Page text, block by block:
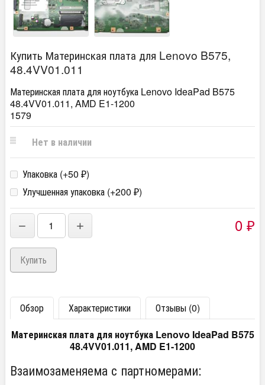
Купить Материнская плата для Lenovo B575,
48.4VV01.011
Материнская плата для ноутбука Lenovo IdeaPad B575
48.4VV01.011, AMD E1-1200
1579
Нет в наличии
Упаковка (+50 ₽)
Улучшенная упаковка (+200 ₽)
− + 0 ₽
Обзор Характеристики
Отзывы (0)
Материнская плата для ноутбука Lenovo IdeaPad B575
48.4VV01.011, AMD E1-1200
Взаимозаменяема с партномерами: